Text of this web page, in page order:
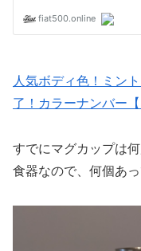
人気ボディ色！ミン
了！カラーナンバー
すでにマグカップは
食器なので、何個あ